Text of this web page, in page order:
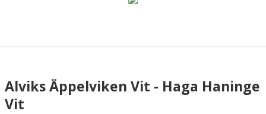
BILDGALLERI
Alviks Äppelviken Vit - Haga Haninge
Vit